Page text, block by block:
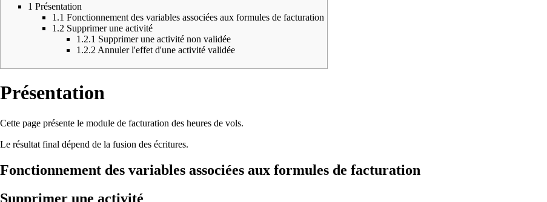
1 Présentation
1.1 Fonctionnement des variables associées aux formules de facturation
1.2 Supprimer une activité
1.2.1 Supprimer une activité non validée
1.2.2 Annuler l'effet d'une activité validée
Présentation
Cette page présente le module de facturation des heures de vols.
Le résultat final dépend de la fusion des écritures.
Fonctionnement des variables associées aux formules de facturation
Supprimer une activité